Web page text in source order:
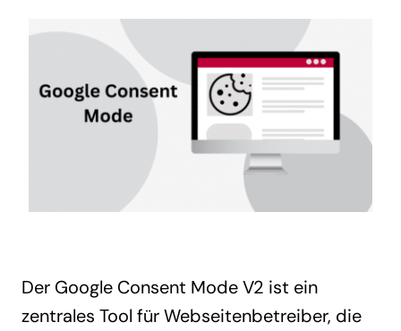
Der Google Consent Mode V2 ist ein
zentrales Tool für Webseitenbetreiber, die